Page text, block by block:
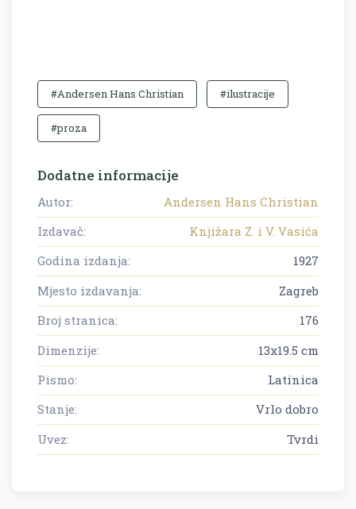
#Andersen Hans Christian #ilustracije
#proza
Dodatne informacije
Autor:
Andersen Hans Christian
Izdavač:
Knjižara Z. i V. Vasića
Godina izdanja:
1927
Mjesto izdavanja:
Zagreb
Broj stranica:
176
Dimenzije:
13x19.5 cm
Pismo:
Latinica
Stanje:
Vrlo dobro
Uvez:
Tvrdi